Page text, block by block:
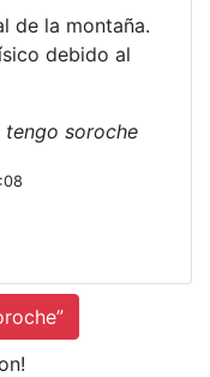
de la montaña.
debido al
tengo soroche